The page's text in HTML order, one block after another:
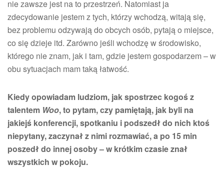
nie zawsze jest na to przestrzeń. Natomiast ja
zdecydowanie jestem z tych, którzy wchodzą, witają się,
bez problemu odzywają do obcych osób, pytają o miejsce,
co się dzieje itd. Zarówno jeśli wchodzę w środowisko,
którego nie znam, jak i tam, gdzie jestem gospodarzem – w
obu sytuacjach mam taką łatwość.
Kiedy opowiadam ludziom, jak spostrzec kogoś z
talentem Woo, to pytam, czy pamiętają, jak byli na
jakiejś konferencji, spotkaniu i podszedł do nich ktoś
niepytany, zaczynał z nimi rozmawiać, a po 15 min
poszedł do innej osoby – w krótkim czasie znał
wszystkich w pokoju.